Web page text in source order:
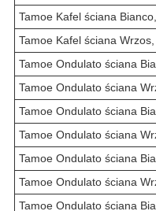
Tamoe Kafel ściana
Tamoe Kafel ściana
Tamoe Ondulato ściana
Tamoe Ondulato ściana
Tamoe Ondulato ściana
Tamoe Ondulato ściana
Tamoe Ondulato ściana
Tamoe Ondulato ściana
Tamoe Ondulato ściana